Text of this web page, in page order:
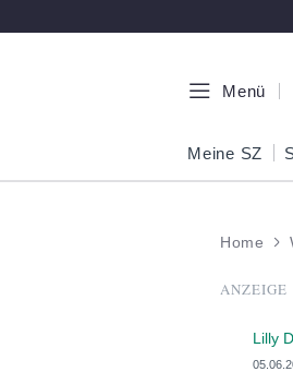
Menü
Meine SZ
Home
ANZEIGE
Lilly